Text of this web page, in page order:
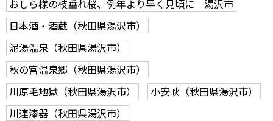
おしら様の枝垂れ桜、例年より早く見頃に 湯沢市
日本酒・酒蔵（秋田県湯沢市）
泥湯温泉（秋田県湯沢市）
秋の宮温泉郷（秋田県湯沢市）
川原毛地獄（秋田県湯沢市）
小安峡（秋田県湯沢市）
川連漆器（秋田県湯沢市）